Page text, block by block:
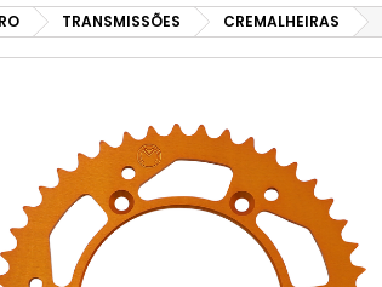
TRANSMISSÕES CREMALHEIRAS